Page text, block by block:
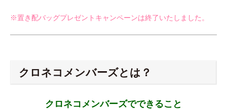
※置き配バッグプレゼントキャンペーンは終了いたしました。
クロネコメンバーズとは？
クロネコメンバーズでできること